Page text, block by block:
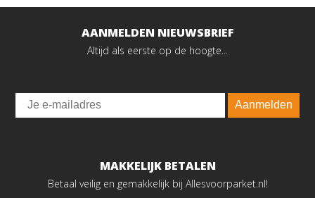
AANMELDEN NIEUWSBRIEF
Altijd als eerste op de hoogte...
Email
Aanmelden
MAKKELIJK BETALEN
Betaal veilig en gemakkelijk bij Allesvoorparket.nl!